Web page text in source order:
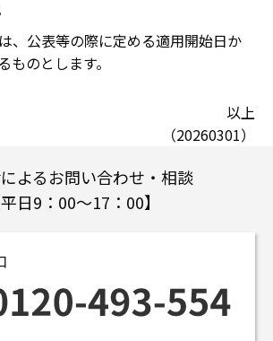
、公表等の際に定める適用開始日か
ものとします。
以上
（20260301）
よるお問い合わせ・相談
平日9：00～17：00】